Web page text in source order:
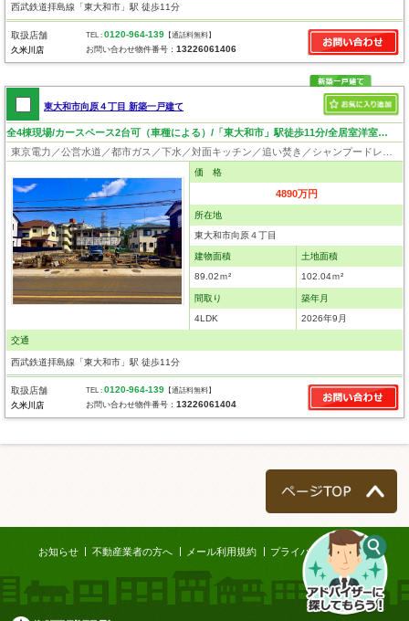
西武鉄道拝島線「東大和市」駅 徒歩11分
取扱店舗
久米川店
TEL :0120-964-139 【通話料無料】
お問い合わせ物件番号：13226061406
東大和市向原４丁目 新築一戸建て
全4棟現場/カースペース2台可（車種による）/「東大和市」駅徒歩11分/全居室洋室の4LDK！
価 格
4890万円
所在地
東大和市向原４丁目
建物面積
89.02ｍ²
土地面積
102.04ｍ²
間取り
4LDK
築年月
2026年9月
交通
西武鉄道拝島線「東大和市」駅 徒歩11分
取扱店舗
久米川店
TEL :0120-964-139 【通話料無料】
お問い合わせ物件番号：13226061404
お知らせ 不動産業者の方へ メール利用規約 プライバシーポリシー